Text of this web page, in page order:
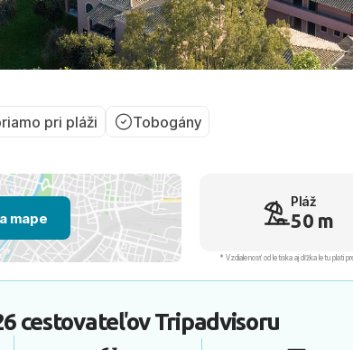
pri pláži Tobogány
mape
Pláž
50 m
* Vzdialenosť od letiska aj dľžka letu platí
cestovateľovTripadvisoru